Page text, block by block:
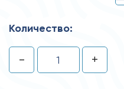
Количество:
- +